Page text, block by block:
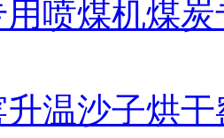
喷煤机煤
温沙子烘